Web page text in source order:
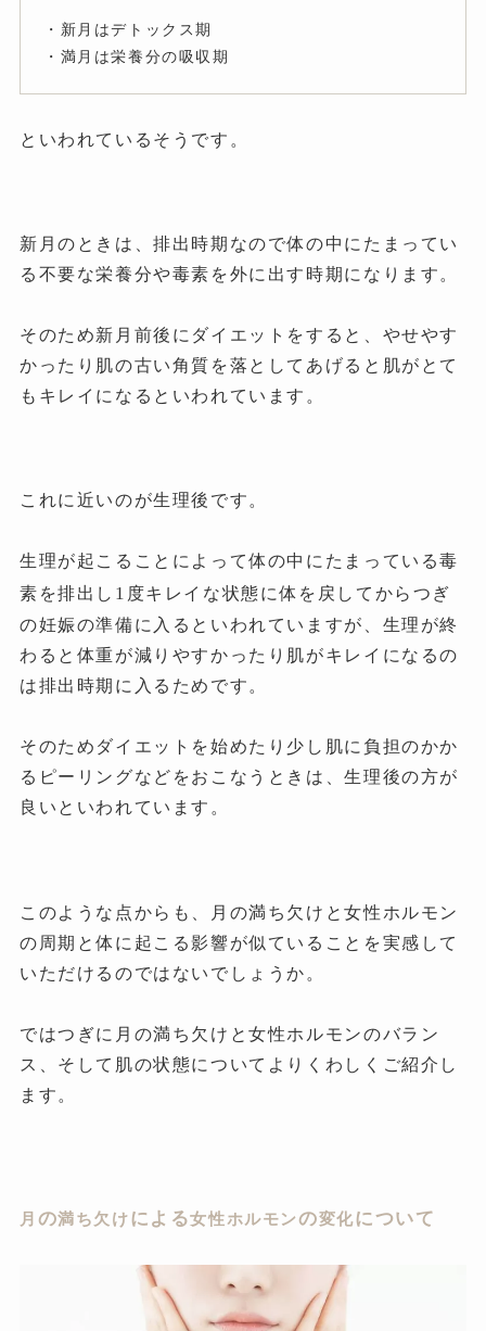
・新月はデトックス期
・満月は栄養分の吸収期
といわれているそうです。
新月のときは、排出時期なので体の中にたまってい
る不要な栄養分や毒素を外に出す時期になります。
そのため新月前後にダイエットをすると、やせやす
かったり肌の古い角質を落としてあげると肌がとて
もキレイになるといわれています。
これに近いのが生理後です。
生理が起こることによって体の中にたまっている毒
素を排出し 1 度キレイな状態に体を戻してからつぎ
の妊娠の準備に入るといわれていますが、生理が終
わると体重が減りやすかったり肌がキレイになるの
は排出時期に入るためです。
そのためダイエットを始めたり少し肌に負担のかか
るピーリングなどをおこなうときは、生理後の方が
良いといわれています。
このような点からも、月の満ち欠けと女性ホルモン
の周期と体に起こる影響が似ていることを実感して
いただけるのではないでしょうか。
ではつぎに月の満ち欠けと女性ホルモンのバラン
ス、そして肌の状態についてよりくわしくご紹介し
ます。
月 の満ち欠けによる女性ホルモンの変化について